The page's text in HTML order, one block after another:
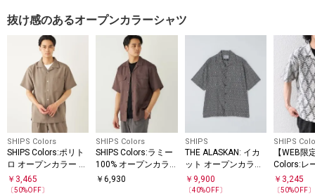
抜け感のあるオープンカラーシャツ
SHIPS Colors
SHIPS Colors:ポリト
ロ オープンカラー シ
ャツ(セットアップ対
応可能)◇
￥ 3,465
〔50%OFF〕
SHIPS Colors
SHIPS Colors:ラミー
100% オープンカラ
ー ショートスリーブ
￥6,930
SHIPS
THE ALASKAN: イカ
ット オープンカラー
シャツ
￥ 9,900
〔40%OFF〕
SHIPS
【WEB限
Colors:レ
ード オー
シャツ◇
￥ 3,245
〔50%OFF〕